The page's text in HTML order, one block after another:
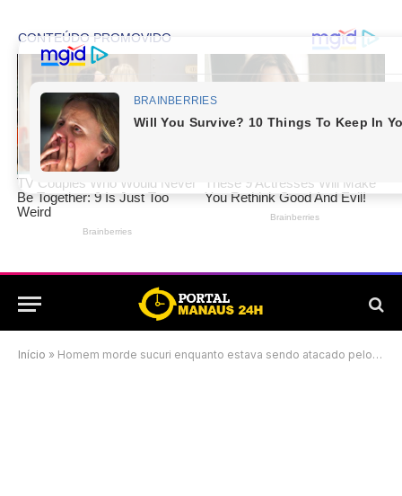
Início » Homem morde sucuri enquanto estava sendo atacado pelo animal; veja o vídeo